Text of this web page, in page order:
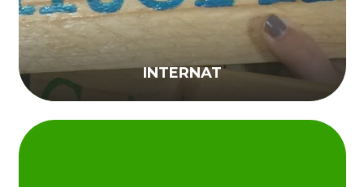
INTERNAT